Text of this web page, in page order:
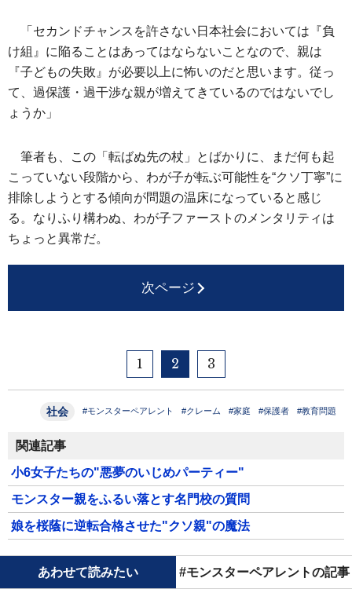
「セカンドチャンスを許さない日本社会においては『負
け組』に陥ることはあってはならないことなので、親は
『子どもの失敗』が必要以上に怖いのだと思います。従っ
て、過保護・過干渉な親が増えてきているのではないでし
ょうか」
筆者も、この「転ばぬ先の杖」とばかりに、まだ何も起
こっていない段階から、わが子が転ぶ可能性を“クソ丁寧”に
排除しようとする傾向が問題の温床になっていると感じ
る。なりふり構わぬ、わが子ファーストのメンタリティは
ちょっと異常だ。
次ページ
1 2 3
社会 #モンスターペアレント #クレーム #家庭 #保護者 #教育問題
関連記事
小6女子たちの"悪夢のいじめパーティー"
モンスター親をふるい落とす名門校の質問
娘を桜蔭に逆転合格させた"クソ親"の魔法
あわせて読みたい #モンスターペアレントの記事